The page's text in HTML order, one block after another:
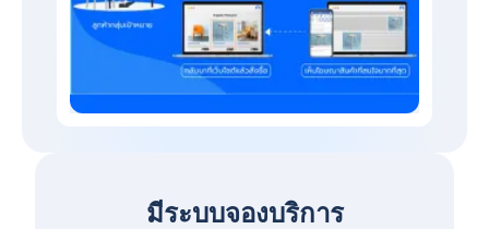
มีระบบจองบริการ